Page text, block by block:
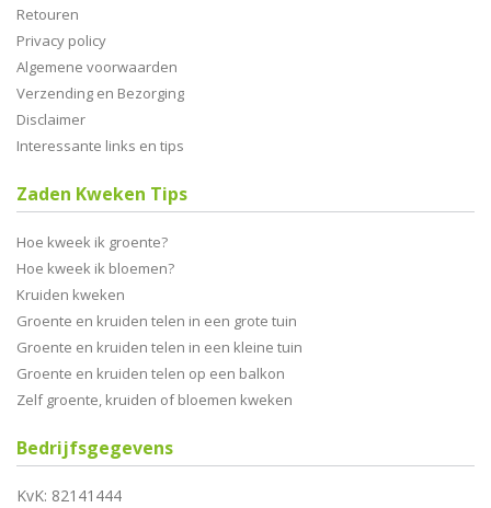
Retouren
Privacy policy
Algemene voorwaarden
Verzending en Bezorging
Disclaimer
Interessante links en tips
Zaden Kweken Tips
Hoe kweek ik groente?
Hoe kweek ik bloemen?
Kruiden kweken
Groente en kruiden telen in een grote tuin
Groente en kruiden telen in een kleine tuin
Groente en kruiden telen op een balkon
Zelf groente, kruiden of bloemen kweken
Bedrijfsgegevens
KvK: 82141444